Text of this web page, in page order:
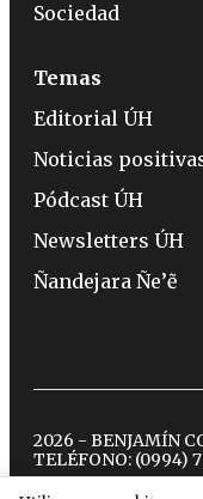
Sociedad
Temas
Editorial ÚH
Noticias
Pódcast ÚH
Newsletters ÚH
Ñandejara Ñe’ẽ
2026 - BENJAMÍN
TELÉFONO: (0994)